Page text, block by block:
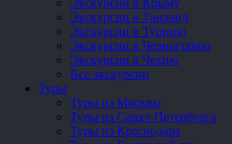
Экскурсии в Крыму
Экскурсии в Таиланд
Экскурсии в Турцию
Экскурсии в Черногорию
Экскурсии в Чехию
Все экскурсии
Туры
Туры из Москвы
Туры из Санкт-Петербурга
Туры из Краснодара